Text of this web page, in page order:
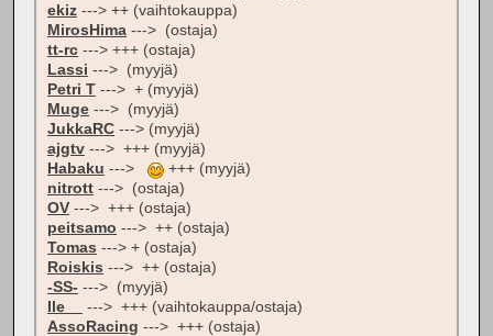
ekiz ---> ++ (vaihtokauppa)
MirosHima ---> (ostaja)
tt-rc ---> +++ (ostaja)
Lassi ---> (myyjä)
Petri T ---> + (myyjä)
Muge ---> (myyjä)
JukkaRC ---> (myyjä)
ajgtv ---> +++ (myyjä)
Habaku --->
+++ (myyjä)
nitrott ---> (ostaja)
OV ---> +++ (ostaja)
peitsamo ---> ++ (ostaja)
Tomas ---> + (ostaja)
Roiskis ---> ++ (ostaja)
-SS- ---> (myyjä)
Ile__
---> +++ (vaihtokauppa/ostaja)
AssoRacing ---> +++ (ostaja)